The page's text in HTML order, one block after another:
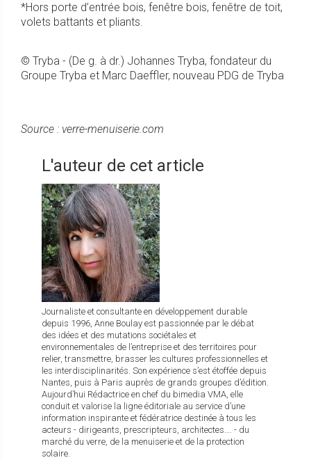
*Hors porte d’entrée bois, fenêtre bois, fenêtre de toit,
volets battants et pliants.
© Tryba - (De g. à dr.) Johannes Tryba, fondateur du
Groupe Tryba et Marc Daeffler, nouveau PDG de Tryba
Source : verre-menuiserie.com
L'auteur de cet article
Journaliste et consultante en développement durable
depuis 1996, Anne Boulay est passionnée par le débat
des idées et des mutations sociétales et
environnementales de l’entreprise et des territoires pour
relier, transmettre, brasser les cultures professionnelles et
les interdisciplinarités. Son expérience s’est étoffée depuis
Nantes, puis à Paris auprès de grands groupes d’édition.
Aujourd’hui Rédactrice en chef du bimedia VMA, elle
conduit et valorise la ligne éditoriale au service d’une
information inspirante et fédératrice destinée à tous les
acteurs - dirigeants, prescripteurs, architectes…. - du
marché du verre, de la menuiserie et de la protection
solaire.